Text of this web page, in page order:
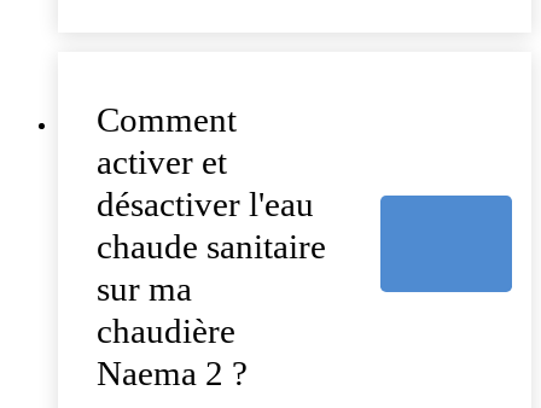
Comment
activer et
désactiver l'eau
chaude sanitaire
sur ma
chaudière
Naema 2 ?